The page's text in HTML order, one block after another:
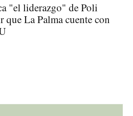
"el liderazgo" de Poli
que La Palma cuente con